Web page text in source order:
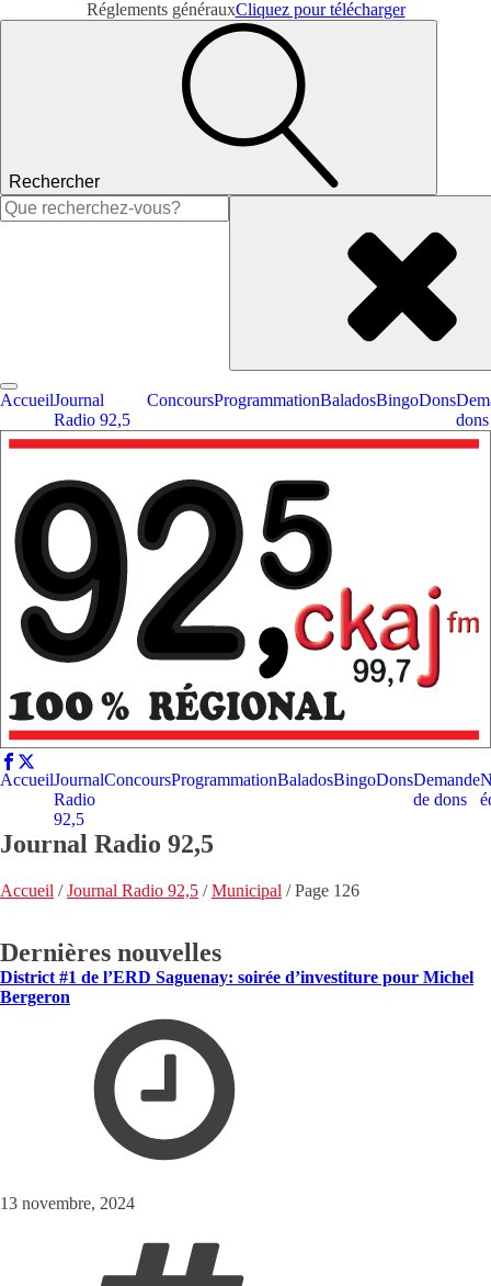
Réglements générauxCliquez pour télécharger
Rechercher
Rechercher :
AccueilJournal
Radio 92,5
ConcoursProgrammationBaladosBingoDons
dons
AccueilJournal
Radio
92,5
ConcoursProgrammationBaladosBingoDonsDemande
de dons
Journal Radio 92,5
Accueil /Journal Radio 92,5 /Municipal /Page 126
Dernières nouvelles
District #1 de l’ERD Saguenay: soirée d’investiture pour Michel
Bergeron
13 novembre, 2024